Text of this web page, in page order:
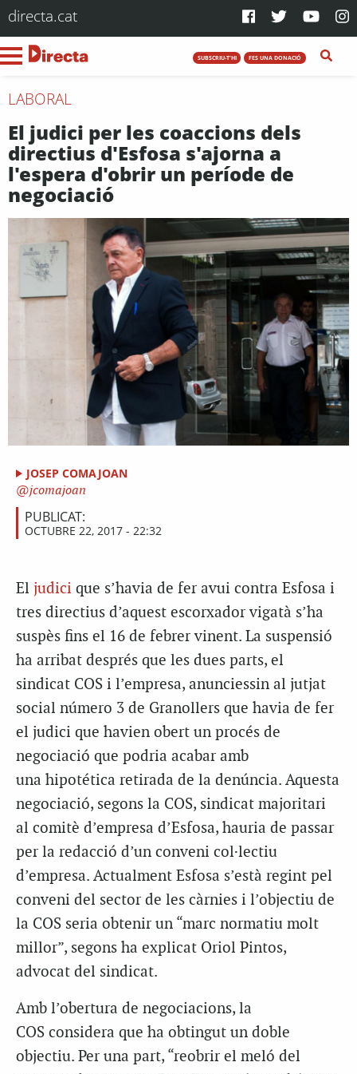
directa.cat
SUBSCRIU-T'HI FES UNA DONACIÓ
LABORAL
El judici per les coaccions dels
directius d'Esfosa s'ajorna a
l'espera d'obrir un període de
negociació
JOSEP COMAJOAN
jcomajoan
PUBLICAT:
OCTUBRE 22, 2017 - 22:32
El judici que s’havia de fer avui contra Esfosa i
tres directius d’aquest escorxador vigatà s’ha
suspès fins el 16 de febrer vinent. La suspensió
ha arribat després que les dues parts, el
sindicat COS i l’empresa, anunciessin al jutjat
social número 3 de Granollers que havia de fer
el judici que havien obert un procés de
negociació que podria acabar amb
una hipotética retirada de la denúncia. Aquesta
negociació, segons la COS, sindicat majoritari
al comitè d’empresa d’Esfosa, hauria de passar
per la redacció d’un conveni col·lectiu
d’empresa. Actualment Esfosa s’està regint pel
conveni del sector de les càrnies i l’objectiu de
la COS seria obtenir un “marc normatiu molt
millor”, segons ha explicat Oriol Pintos,
advocat del sindicat.
Amb l’obertura de negociacions, la
COS considera que ha obtingut un doble
objectiu. Per una part, “reobrir el meló del